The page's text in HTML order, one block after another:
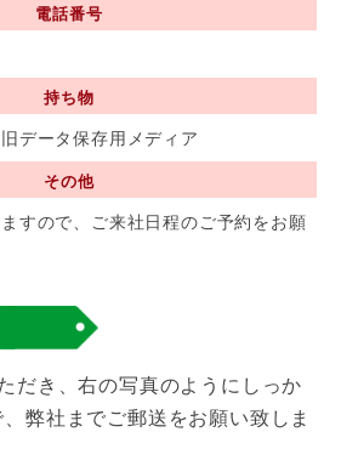
電話番号
持ち物
データ保存用メディア
その他
すので、ご来社日程のご予約をお願
だき、右の写真のようにしっか
弊社までご郵送をお願い致しま